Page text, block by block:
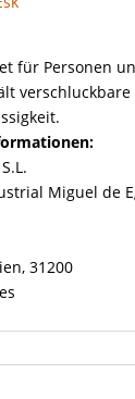
für Personen
Miguel de
31200